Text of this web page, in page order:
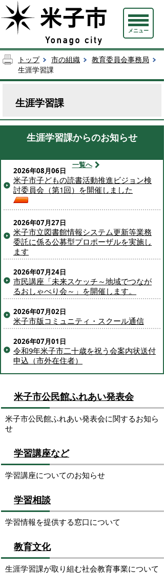
メニュー
トップ 市の組織
教育委員会事務局
生涯学習課
生涯学習課
生涯学習課からのお知らせ
一覧へ
2026年08月06日
米子市子どもの読書活動推進ビジョン検
討委員会（第1回）を開催しました
2026年07月27日
米子市立図書館情報システム更新等業務
委託に係る公募型プロポーザルを実施し
ます
2026年07月24日
市民講座「未来スケッチ～地域でつなが
るおしゃべり会～」を開催します。
2026年07月02日
米子市版コミュニティ・スクール通信
2026年07月01日
令和9年米子市二十歳を祝う会案内状送付
申込（市外在住者）
米子市公民館ふれあい発表会
米子市公民館ふれあい発表会に関するお知ら
せ
学習講座など
学習講座についてのお知らせ
学習相談
学習情報を提供する窓口について
教育文化
生涯学習課が取り組む社会教育事業について